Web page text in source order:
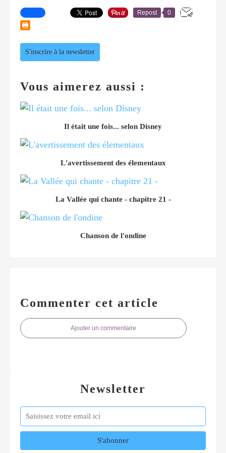
Repost 0
S'inscrire à la newsletter
Vous aimerez aussi :
Il était une fois... selon Disney
L'avertissement des élementaux
La Vallée qui chante - chapitre 21 -
Chanson de l'ondine
Commenter cet article
Ajouter un commentaire
Newsletter